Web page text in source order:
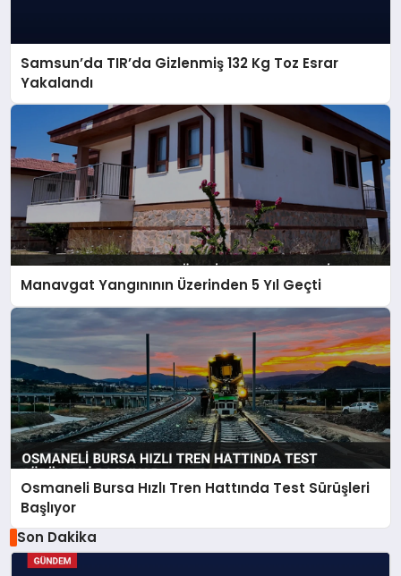
Samsun’da TIR’da Gizlenmiş 132 Kg Toz Esrar
Yakalandı
Manavgat Yangınının Üzerinden 5 Yıl Geçti
Osmaneli Bursa Hızlı Tren Hattında Test Sürüşleri
Başlıyor
Son Dakika